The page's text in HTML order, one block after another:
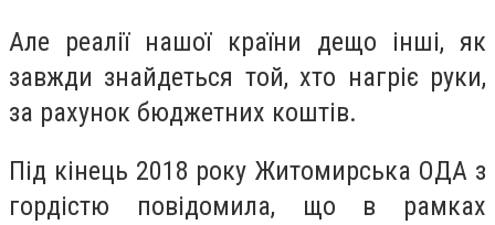
Але реалії нашої країни дещо інші, як
завжди знайдеться той, хто нагріє руки,
за рахунок бюджетних коштів.
Під кінець 2018 року Житомирська ОДА з
гордістю повідомила, що в рамках